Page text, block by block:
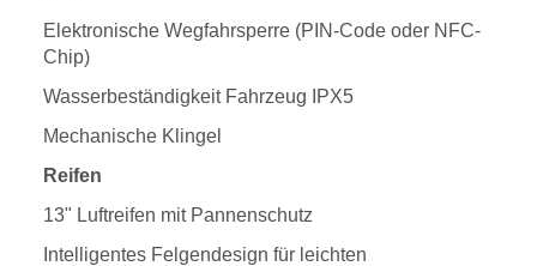
Elektronische Wegfahrsperre (PIN-Code oder NFC-
Chip)
Wasserbeständigkeit Fahrzeug IPX5
Mechanische Klingel
Reifen
13" Luftreifen mit Pannenschutz
Intelligentes Felgendesign für leichten